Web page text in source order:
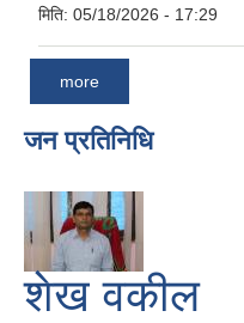
मिति: 05/18/2026 - 17:29
more
जन प्रतिनिधि
शेख वकील